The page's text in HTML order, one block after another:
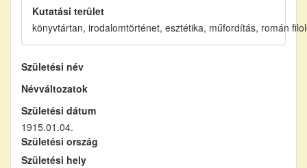
Kutatási terület
könyvtártan, irodalomtörténet, esztétika, műfordítás, román
Születési név
Névváltozatok
Születési dátum
1915.01.04.
Születési ország
Születési hely